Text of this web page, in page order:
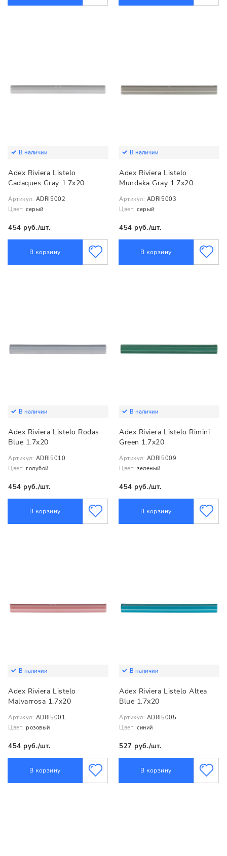
В наличии
Adex Riviera Listelo
Cadaques Gray 1.7x20
Артикул: ADRI5002
Цвет: серый
454 руб./шт.
В корзину
В наличии
Adex Riviera Listelo
Mundaka Gray 1.7x20
Артикул: ADRI5003
Цвет: серый
454 руб./шт.
В корзину
В наличии
Adex Riviera Listelo Rodas
Blue 1.7x20
Артикул: ADRI5010
Цвет: голубой
454 руб./шт.
В корзину
В наличии
Adex Riviera Listelo Rimini
Green 1.7x20
Артикул: ADRI5009
Цвет: зеленый
454 руб./шт.
В корзину
В наличии
Adex Riviera Listelo
Malvarrosa 1.7x20
Артикул: ADRI5001
Цвет: розовый
454 руб./шт.
В корзину
В наличии
Adex Riviera Listelo Altea
Blue 1.7x20
Артикул: ADRI5005
Цвет: синий
527 руб./шт.
В корзину